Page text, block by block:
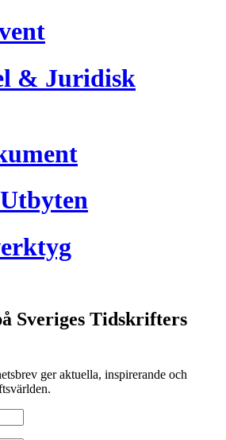
& Juridisk
Sveriges Tidskrifters
ger aktuella, inspirerande och